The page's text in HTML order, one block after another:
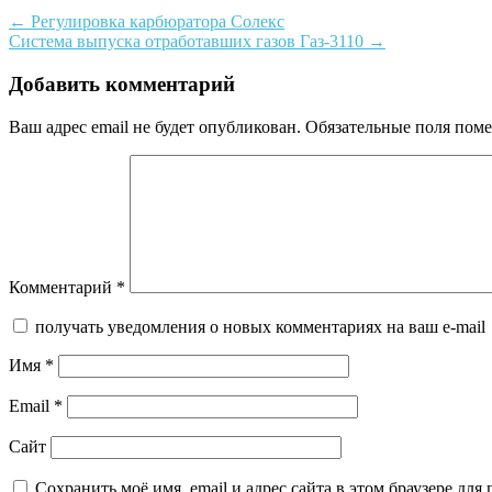
Post
navigation
← Регулировка карбюратора Солекс
Система выпуска отработавших газов Газ-3110 →
Добавить комментарий
Ваш адрес email не будет опубликован. Обязательные поля
Комментарий *
получать уведомления о новых комментариях на ваш e-mail
Имя *
Email *
Сайт
Сохранить моё имя, email и адрес сайта в этом браузере